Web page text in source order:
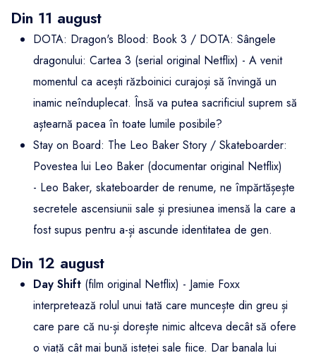
Din 11 august
DOTA: Dragon's Blood: Book 3 / DOTA: Sângele
dragonului: Cartea 3 (serial original Netflix) - A venit
momentul ca acești războinici curajoși să învingă un
inamic neînduplecat. Însă va putea sacrificiul suprem să
aștearnă pacea în toate lumile posibile?
Stay on Board: The Leo Baker Story / Skateboarder:
Povestea lui Leo Baker (documentar original Netflix)
- Leo Baker, skateboarder de renume, ne împărtășește
secretele ascensiunii sale și presiunea imensă la care a
fost supus pentru a-și ascunde identitatea de gen.
Din 12 august
Day Shift (film original Netflix) - Jamie Foxx
interpretează rolul unui tată care muncește din greu și
care pare că nu-și dorește nimic altceva decât să ofere
o viață cât mai bună isteței sale fiice. Dar banala lui